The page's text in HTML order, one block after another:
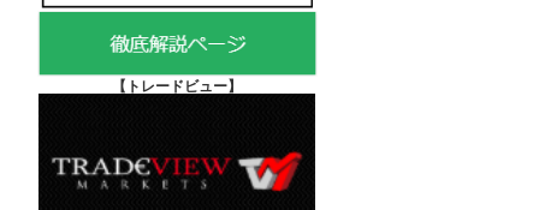
【 トレードビュー】